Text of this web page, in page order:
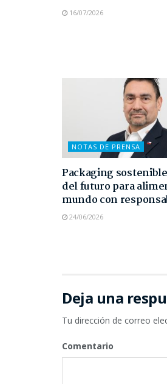
16/07/2026
NOTAS DE PRENSA
Packaging
del futuro para
mundo con
24/06/2026
Deja una
Tu dirección de correo
Comentario